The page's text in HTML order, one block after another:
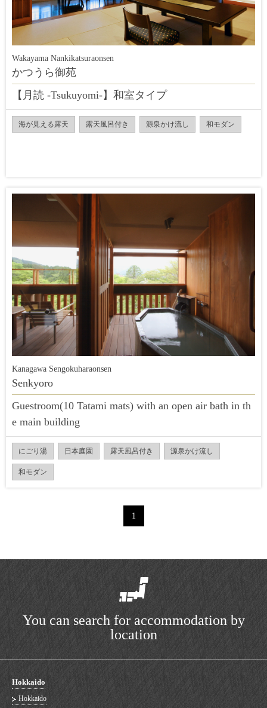
Wakayama Nankikatsuraonsen
かつうら御苑
【月読 -Tsukuyomi-】和室タイプ
海が見える露天 露天風呂付き 源泉かけ流し 和モダン
Kanagawa Sengokuharaonsen
Senkyoro
Guestroom(10 Tatami mats) with an open air bath in th
e main building
にごり湯 日本庭園 露天風呂付き 源泉かけ流し
和モダン
1
You can search for accommodation by
location
Hokkaido
Hokkaido